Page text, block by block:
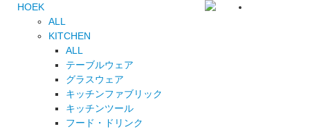
HOEK
ALL
KITCHEN
ALL
テーブルウェア
グラスウェア
キッチンファブリック
キッチンツール
フード・ドリンク